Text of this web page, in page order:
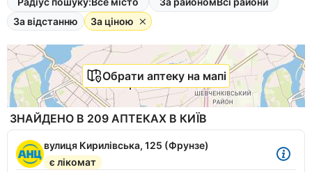
За відстанню
За ціною
Обрати аптеку на мапі
ЗНАЙДЕНО В 209 АПТЕКАХ В КИЇВ
вулиця Кирилівська, 125 (Фрунзе)
є лікомат